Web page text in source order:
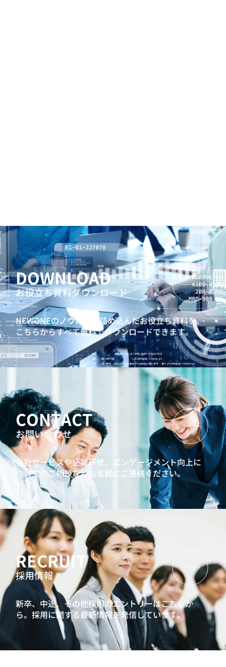
DOWNLOAD
お役立ち資料ダウンロード
NEWONEのノウハウを詰め込んだお役立ち資料を、
こちらからすべて無料でダウンロードできます。
CONTACT
お問い合わせ
当社サービスや企業研修、エンゲージメント向上に
ついてのご相談などお気軽にご連絡ください。
RECRUIT
採用情報
新卒、中途、その他採用のエントリーはこちらか
ら。採用に関する最新情報を発信しています。